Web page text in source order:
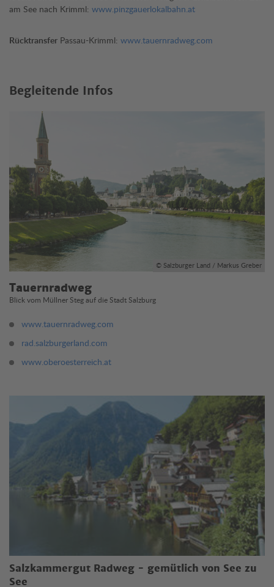
am See nach Krimml: www.pinzgauerlokalbahn.at
Rücktransfer Passau-Krimml: www.tauernradweg.com
Begleitende Infos
© Salzburger Land / Markus Greber
Tauernradweg
Blick vom Müllner Steg auf die Stadt Salzburg
www.tauernradweg.com
rad.salzburgerland.com
www.oberoesterreich.at
Salzkammergut Radweg - gemütlich von See zu
See